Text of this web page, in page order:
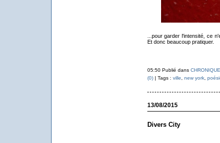
...pour garder l'intensité, ce
Et donc beaucoup pratiquer.
05:50 Publié dans
(0)| Tags : ville, new york,
13/08/2015
Divers City